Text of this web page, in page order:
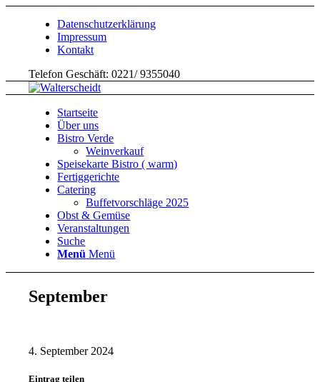
Datenschutzerklärung
Impressum
Kontakt
Telefon Geschäft: 0221/ 9355040
Startseite
Über uns
Bistro Verde
Weinverkauf
Speisekarte Bistro ( warm)
Fertiggerichte
Catering
Buffetvorschläge 2025
Obst & Gemüse
Veranstaltungen
Suche
Menü Menü
September
4. September 2024
Eintrag teilen